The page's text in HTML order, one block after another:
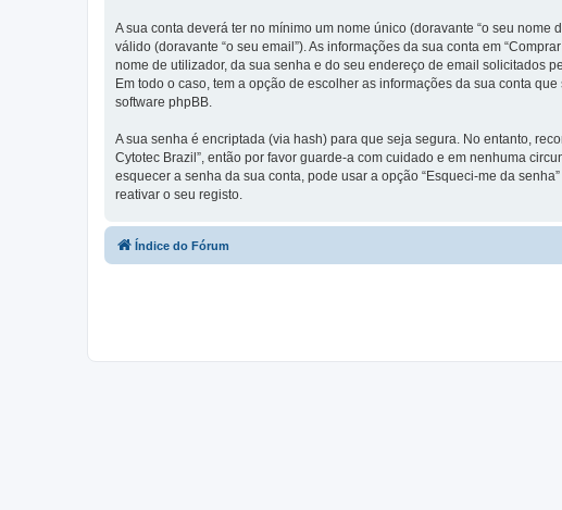
A sua conta deverá ter no mínimo um nome único (doravante “o seu
válido (doravante “o seu email”). As informações da sua conta em
nome de utilizador, da sua senha e do seu endereço de email solicitados
Em todo o caso, tem a opção de escolher as informações da sua conta
software phpBB.
A sua senha é encriptada (via hash) para que seja segura. No entanto,
Cytotec Brazil”, então por favor guarde-a com cuidado e em nenhuma
esquecer a senha da sua conta, pode usar a opção “Esqueci-me da
reativar o seu registo.
Índice do Fórum